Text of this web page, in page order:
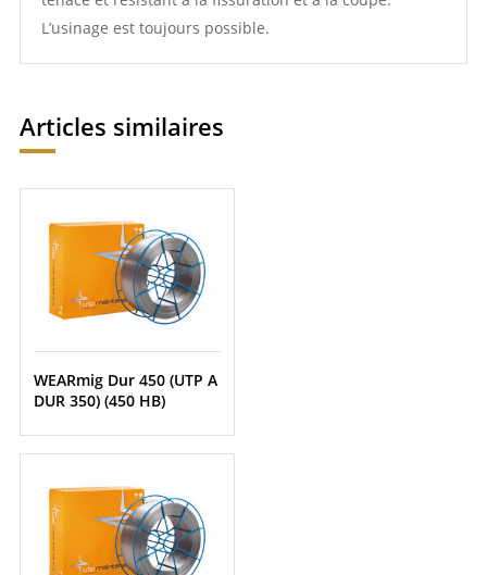
L’usinage est toujours possible.
Articles similaires
WEARmig Dur 450 (UTP A
DUR 350) (450 HB)